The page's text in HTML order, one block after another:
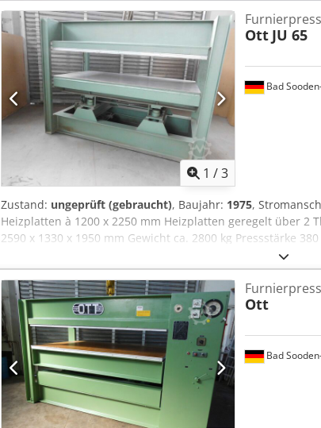
1 /3
Bad
Ott JU 65
Zustand: ungeprüft (gebraucht), Baujahr: 1975,
Heizplatten à 1200 x 2250 mm Heizplatten geregelt über 2
2590 x 1330 x 1950 mm Gewicht ca. 2800 kg Pressstärke
Bad
Ott